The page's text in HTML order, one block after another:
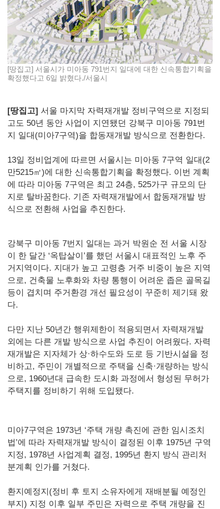
[땅집고] 서울시가 미아동 791번지 일대에 대한 신속통합기획을
확정했다고 6일 밝혔다./서울시
[땅집고] 서울 마지막 자력재개발 정비구역으로 지정되
고도 50년 동안 사업이 지연됐던 강북구 미아동 791번
지 일대(미아7구역)을 합동재개발 방식으로 전환한다.
13일 정비업계에 따르면 서울시는 미아동 7구역 일대(2
만5215㎡)에 대한 신속통합기획을 확정했다. 이번 계획
에 따라 미아동 7구역은 최고 24층, 525가구 규모의 단
지로 탈바꿈한다. 기존 자력재개발에서 합동재개발 방
식으로 전환해 사업을 추진한다.
강북구 미아동 7번지 일대는 과거 박원순 전 서울 시장
이 한 달간 ‘옥탑살이’를 했던 서울시 대표적인 노후 주
거지역이다. 지대가 높고 고령층 거주 비중이 높은 지역
으로, 건축물 노후화와 차량 통행이 어려운 좁은 골목길
등이 겹치며 주거환경 개선 필요성이 꾸준히 제기돼 왔
다.
다만 지난 50년간 행위제한이 적용되면서 자력재개발
외에는 다른 개발 방식으로 사업 추진이 어려웠다. 자력
재개발은 지자체가 상·하수도와 도로 등 기반시설을 정
비하고, 주민이 개별적으로 주택을 신축·개량하는 방식
으로, 1960년대 급속한 도시화 과정에서 형성된 무허가
주택지를 정비하기 위해 도입됐다.
미아7구역은 1973년 ‘주택 개량 촉진에 관한 임시조치
법’에 따라 자력재개발 방식이 결정된 이후 1975년 구역
지정, 1978년 사업계획 결정, 1995년 환지 방식 관리처
분계획 인가를 거쳤다.
환지예정지(정비 후 토지 소유자에게 재배분될 예정인
부지) 지정 이후 일부 주민은 자력으로 주택 개량을 진